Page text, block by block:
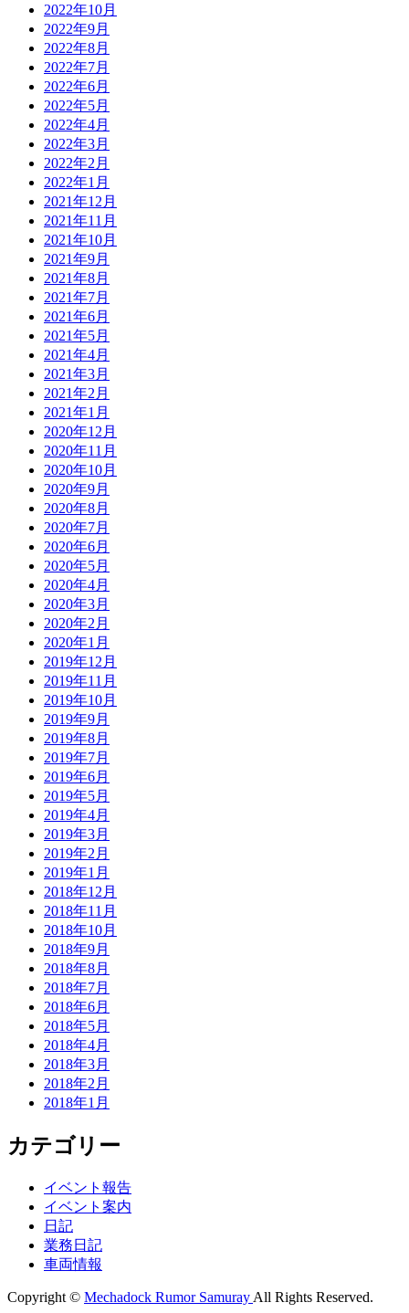
2022年10月
2022年9月
2022年8月
2022年7月
2022年6月
2022年5月
2022年4月
2022年3月
2022年2月
2022年1月
2021年12月
2021年11月
2021年10月
2021年9月
2021年8月
2021年7月
2021年6月
2021年5月
2021年4月
2021年3月
2021年2月
2021年1月
2020年12月
2020年11月
2020年10月
2020年9月
2020年8月
2020年7月
2020年6月
2020年5月
2020年4月
2020年3月
2020年2月
2020年1月
2019年12月
2019年11月
2019年10月
2019年9月
2019年8月
2019年7月
2019年6月
2019年5月
2019年4月
2019年3月
2019年2月
2019年1月
2018年12月
2018年11月
2018年10月
2018年9月
2018年8月
2018年7月
2018年6月
2018年5月
2018年4月
2018年3月
2018年2月
2018年1月
カテゴリー
イベント報告
イベント案内
日記
業務日記
車両情報
Copyright © Mechadock Rumor Samuray All Rights Reserved.